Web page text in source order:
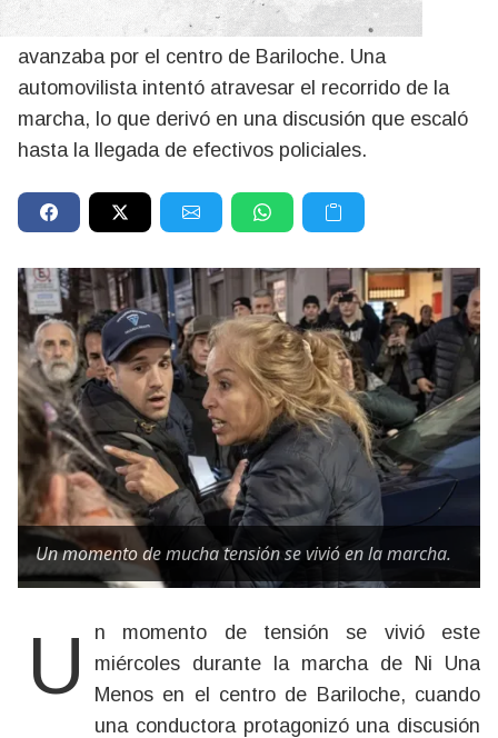
El incidente ocurrió mientras la movilización
avanzaba por el centro de Bariloche. Una
automovilista intentó atravesar el recorrido de la
marcha, lo que derivó en una discusión que escaló
hasta la llegada de efectivos policiales.
Un momento de mucha tensión se vivió en la marcha.
Un momento de tensión se vivió este
miércoles durante la marcha de Ni Una
Menos en el centro de Bariloche, cuando
una conductora protagonizó una discusión